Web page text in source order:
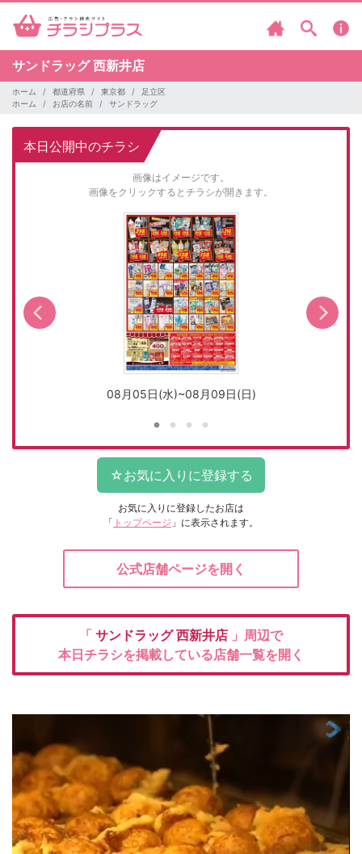
サンドラッグ西新井店
ホーム 都道府県 東京都
足立区
ホーム
お店の名前 サンドラッグ
本日公開中のチラシ
画像はイメージです。
画像をクリックするとチラシが開きます。
08月05日(水)~08月09日(日)
お気に入りに登録したお店は
「 トップページ 」に表示されます。
公式店舗ページを開く
「 サンドラッグ西新井店 」周辺で
本日チラシを掲載している店舗一覧を開く